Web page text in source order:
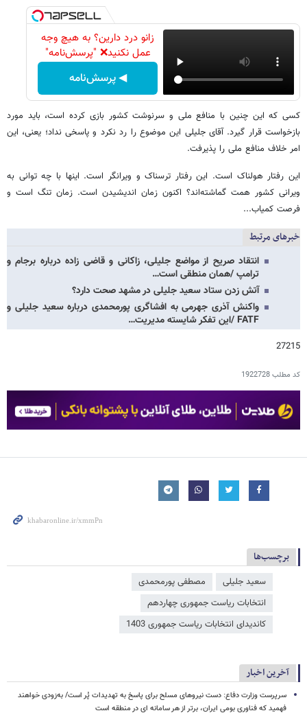
زانو درد دارین؟ به هیچ وجه
عمل نکنید❌ "پرسش‌نامه"
◀ پرسش‌نامه
کسی که این چنین با منافع ملی و سرنوشت کشور بازی کرده است، باید مورد
بازخواست قرار گیرد. آقای جلیلی این موضوع را رد نکرد و پاسخی نداد؛ یعنی، این
امر خلاف منافع ملی را پذیرفت.
این رفتار هولناک است. این رفتار ترسناک و ویرانگر است. اینها با چه توانی به
ویرانی کشور همت گماشته‌اند؟ اکنون زمان اندیشیدن است. زمان تنگ است و
فرصت کمیاب...
خبرهای مرتبط
انتقاد صریح از مواضع جلیلی، زاکانی و قاضی زاده درباره برجام و
ترامپ /همان منطقی است…
آتش زدن ستاد سعید جلیلی در مشهد صحت دارد؟
واکنش آذری جهرمی به افشاگری پورمحمدی درباره سعید جلیلی و
FATF /این تفکر شایسته مدیریت…
27215
کد مطلب1922728
برچسب‌ها
سعید جلیلی
مصطفی پورمحمدی
انتخابات ریاست جمهوری چهاردهم
کاندیدای انتخابات ریاست جمهوری 1403
آخرین اخبار
سرپرست وزارت دفاع: دست نیروهای مسلح برای پاسخ به تهدیدات پُر است/ به‌زودی خواهند
فهمید که فناوری بومی ایران، برتر از هر سامانه ای در منطقه است